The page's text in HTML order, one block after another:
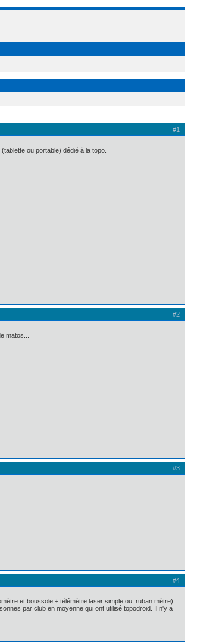
#1
ou portable) dédié à la topo.
#2
matos...
#3
#4
et boussole + télémètre laser simple ou ruban mètre).
par club en moyenne qui ont utilisé topodroid. Il n'y a